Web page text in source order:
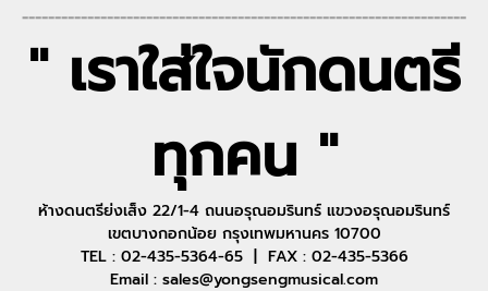
--------------------------------------------------------------------
" เราใส่ใจนักดนตรี
ทุกคน "
ห้างดนตรีย่งเส็ง 22/1-4 ถนนอรุณอมรินทร์ แขวงอรุณอมรินทร์
เขตบางกอกน้อย กรุงเทพมหานคร 10700
TEL : 02-435-5364-65 | FAX : 02-435-5366
Email : sales@yongsengmusical.com